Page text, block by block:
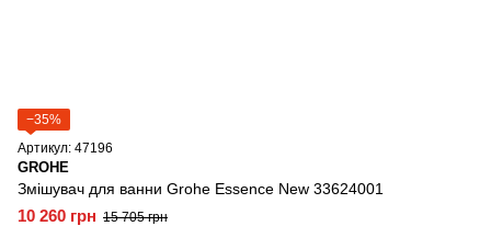
−35%
Артикул: 47196
GROHE
Змішувач для ванни Grohe Essence New 33624001
10 260 грн 15 705 грн